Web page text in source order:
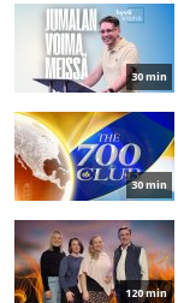
30 min
30 min
120 min